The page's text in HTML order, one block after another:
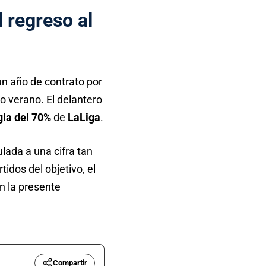
regreso al
año de contrato por
verano. El delantero
del 70%de LaLiga.
a una cifra tan
del objetivo, el
la presente
Compartir